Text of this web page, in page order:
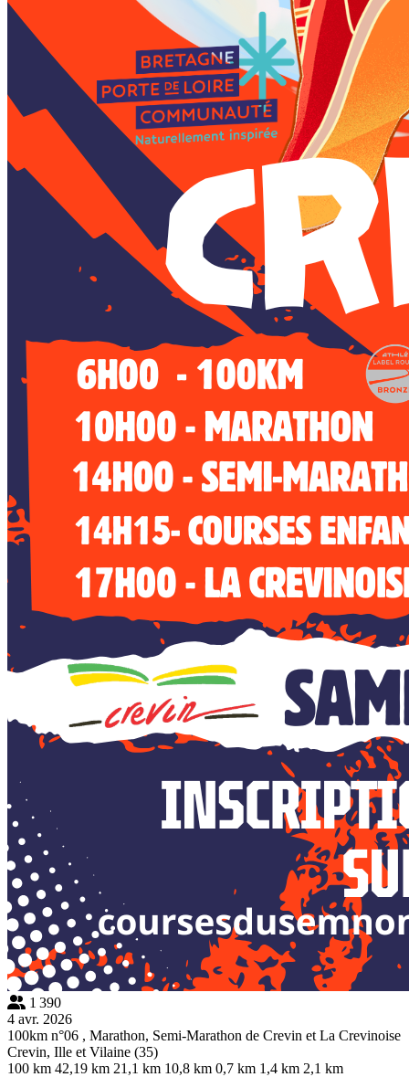
1 390
4 avr. 2026
100km n°06 , Marathon, Semi-Marathon de Crevin et La Crevinoise
Crevin, Ille et Vilaine (35)
100 km 42,19 km 21,1 km 10,8 km 0,7 km 1,4 km 2,1 km